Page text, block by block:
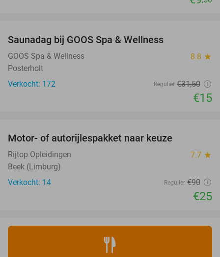
Saunadag bij GOOS Spa & Wellness
GOOS Spa & Wellness 8.8 star
Posterholt
Verkocht: 172
Regulier €31,50
€15
Motor- of autorijlespakket naar keuze
Rijtop Opleidingen 7.7 star
Beek (Limburg)
Verkocht: 14
Regulier €90
€25